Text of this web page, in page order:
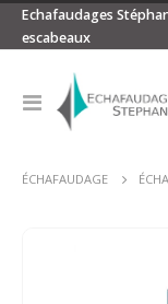
Echafaudages
escabeaux
Basculer
ÉCHAFAUDAGE